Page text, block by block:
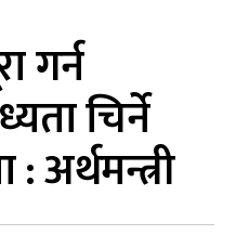
गर्न
चिर्ने